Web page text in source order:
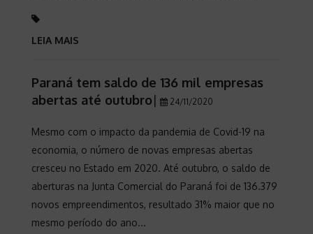
LEIA MAIS
Paraná tem saldo de 136 mil empresas
abertas até outubro| 24/11/2020
Mesmo com o impacto da pandemia de Covid-19 na
economia, o número de novas empresas abertas
cresceu no Estado em 2020. Até outubro, o saldo de
aberturas na Junta Comercial do Paraná foi de 136.379
novos empreendimentos, resultado 31% maior que no
mesmo período do ano...